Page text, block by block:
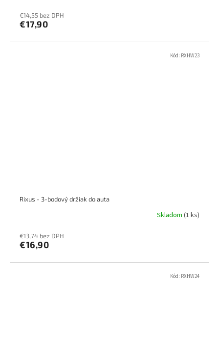
€14,55 bez DPH
€17,90
Rixus - 3-bodový držiak do auta
Skladom (1 ks)
€13,74 bez DPH
€16,90
Kód: RXHW23
Kód: RXHW24